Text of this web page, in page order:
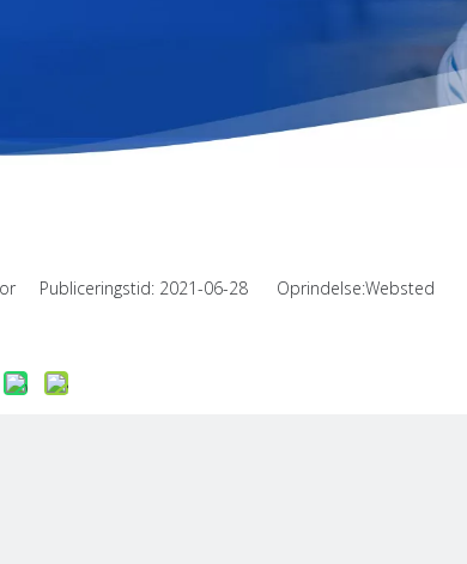
Publiceringstid: 2021-06-28 Oprindelse:Websted